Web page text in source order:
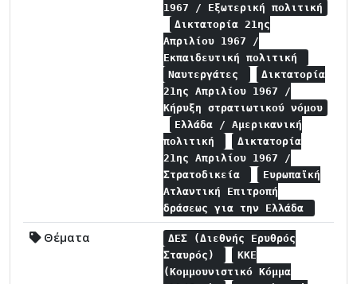
1967 / Εξωτερική πολιτική
Δικτατορία 21ης
Απριλίου 1967 /
Εκπαιδευτική πολιτική
Ναυτεργάτες
Δικτατορία
21ης Απριλίου 1967 /
Κήρυξη στρατιωτικού νόμου
Ελλάδα / Αμερικανική
πολιτική
Δικτατορία
21ης Απριλίου 1967 /
Στρατοδικεία
Ευρωπαϊκή
Ατλαντική Επιτροπή
δράσεως για την Ελλάδα
Θέματα
ΔΕΣ (Διεθνής Ερυθρός
Σταυρός)
ΚΚΕ
(Κομμουνιστικό Κόμμα